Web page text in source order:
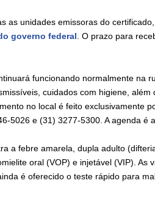
as unidades emissoras do
governo federal. O prazo para
funcionando normalmente na
cuidados com higiene,
no local é feito exclusivamente
5026 e (31) 3277-5300. A agenda é
a febre amarela, dupla adulto
oral (VOP) e injetável (VIP). As
é oferecido o teste rápido para